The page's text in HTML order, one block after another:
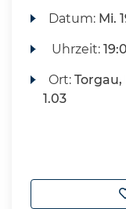
Datum: Mi.
Uhrzeit:
Ort:Torgau,
1.03